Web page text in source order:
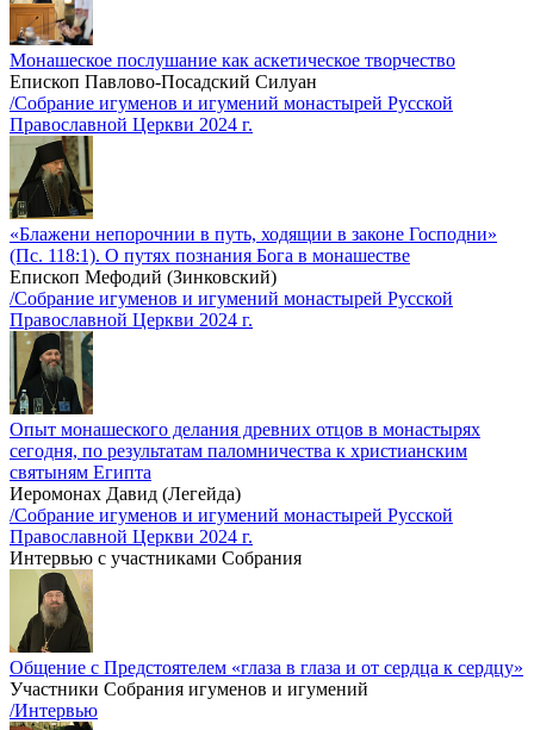
Монашеское послушание как аскетическое творчество
Епископ Павлово-Посадский Силуан
/Собрание игуменов и игумений монастырей Русской
Православной Церкви 2024 г.
«Блажени непорочнии в путь, ходящии в законе Господни»
(Пс. 118:1). О путях познания Бога в монашестве
Епископ Мефодий (Зинковский)
/Собрание игуменов и игумений монастырей Русской
Православной Церкви 2024 г.
Опыт монашеского делания древних отцов в монастырях
сегодня, по результатам паломничества к христианским
святыням Египта
Иеромонах Давид (Легейда)
/Собрание игуменов и игумений монастырей Русской
Православной Церкви 2024 г.
Интервью с участниками Собрания
Общение с Предстоятелем «глаза в глаза и от сердца к сердцу»
Участники Собрания игуменов и игумений
/Интервью